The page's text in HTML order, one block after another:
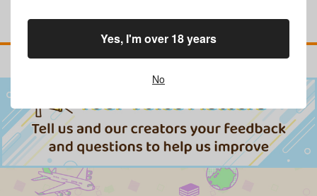
No
Yes, I'm over 18 years